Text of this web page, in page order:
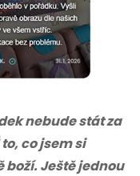
nebude stát za
to, co jsem si
Ještě jednou